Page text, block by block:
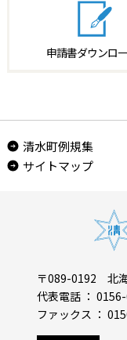
申請書ダウンロ
清水町例規集
サイトマップ
〒089-0192 北
代表電話 ：
ファックス ：